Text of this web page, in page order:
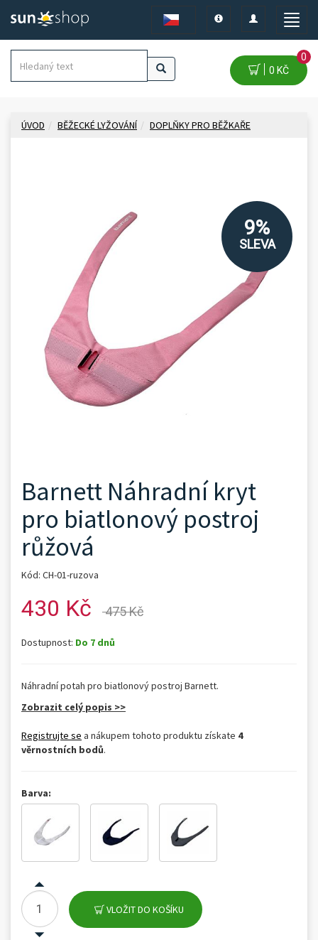
Toggle
Toggle
navigation
Toggle
0 KČ
0
ÚVOD BĚŽECKÉ LYŽOVÁNÍ DOPLŇKY PRO BĚŽKAŘE
9%
SLEVA
Barnett Náhradní kryt
pro biatlonový postroj
růžová
Kód: CH-01-ruzova
430 Kč 475 Kč
Dostupnost: Do 7 dnů
Náhradní potah pro biatlonový postroj Barnett.
Zobrazit celý popis >>
Registrujte se a nákupem tohoto produktu získate 4
věrnostních bodů.
Barva:
VLOŽIT DO KOŠÍKU